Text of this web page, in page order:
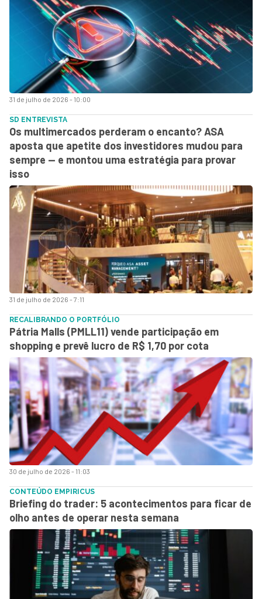
31 de julho de 2026 - 10:00
31 de julho de 2026 - 7:11
SD ENTREVISTA
Os multimercados perderam o encanto? ASA
aposta que apetite dos investidores mudou para
sempre — e montou uma estratégia para provar
isso
30 de julho de 2026 - 11:03
RECALIBRANDO O PORTFÓLIO
Pátria Malls (PMLL11) vende participação em
shopping e prevê lucro de R$ 1,70 por cota
CONTEÚDO EMPIRICUS
Briefing do trader: 5 acontecimentos para ficar de
olho antes de operar nesta semana